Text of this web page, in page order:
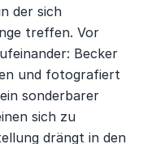
der sich
treffen. Vor
Becker
und fotografiert
sonderbarer
sich zu
drängt in den